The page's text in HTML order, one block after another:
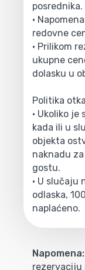
posrednika.
•
redovne
• Prilikom
ukupne
dolasku u
Politika
• Ukoliko
kada ili u
objekta
naknadu
gostu.
• U slučaju
odlaska,
naplaćeno.
Napomena:
rezervaciju